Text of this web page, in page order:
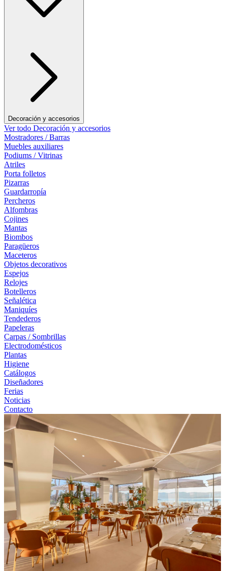
Decoración y accesorios
Ver todo Decoración y accesorios
Mostradores / Barras
Muebles auxiliares
Podiums / Vitrinas
Atriles
Porta folletos
Pizarras
Guardarropía
Percheros
Alfombras
Cojines
Mantas
Biombos
Paragüeros
Maceteros
Objetos decorativos
Espejos
Relojes
Botelleros
Señalética
Maniquíes
Tendederos
Papeleras
Carpas / Sombrillas
Electrodomésticos
Plantas
Higiene
Catálogos
Diseñadores
Ferias
Noticias
Contacto